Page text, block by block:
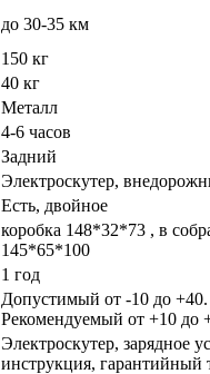
до 30-35 км
150 кг
40 кг
Металл
4-6 часов
Задний
Электроскутер,
Есть, двойное
коробка 148*32*73 , в
145*65*100
1 год
Допустимый от -10 до +40.
Рекомендуемый от +10 до
Электроскутер, зарядное
инструкция, гарантийный